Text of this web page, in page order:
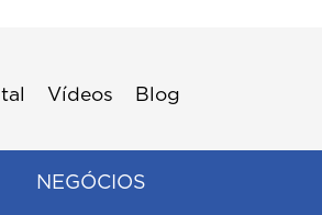
Vídeos Blog
NEGÓCIOS